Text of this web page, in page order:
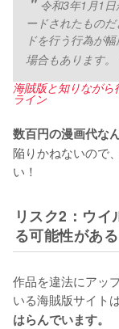
令和3年1月1
ードされたもの
ドを行う行為が
場合もあります。
海賊版と知りなが
ライン
数百円の漫画代な
陥りかねないので
い！
リスク2：ウ
る可能性がある
作品を違法にアッ
いる海賊版サイトは
はらんでいます。